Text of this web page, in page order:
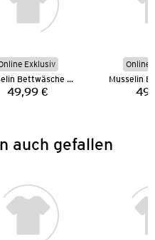
Exklusiv
Musselin Bettwäsche 135 x 200 cm
Preis:
49,99 €
Online
auch gefallen